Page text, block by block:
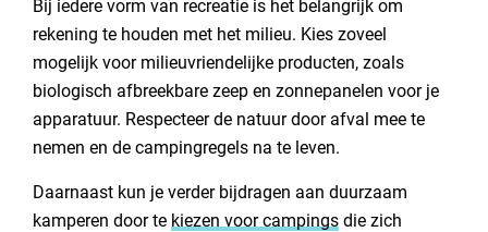
Bij iedere vorm van recreatie is het belangrijk om
rekening te houden met het milieu. Kies zoveel
mogelijk voor milieuvriendelijke producten, zoals
biologisch afbreekbare zeep en zonnepanelen voor je
apparatuur. Respecteer de natuur door afval mee te
nemen en de campingregels na te leven.
Daarnaast kun je verder bijdragen aan duurzaam
kamperen door te kiezen voor campings die zich